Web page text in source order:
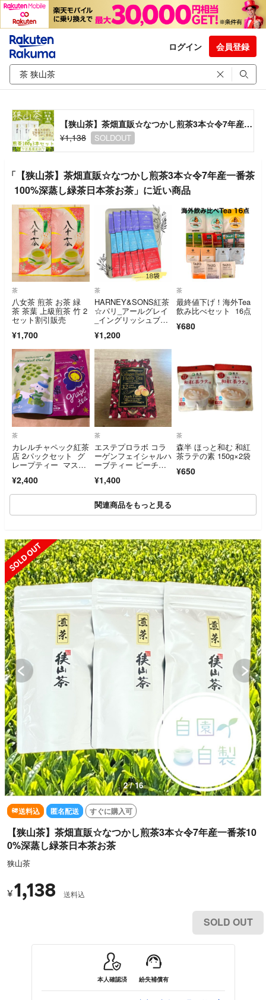
ログイン 会員登録
【狭山茶】茶畑直販☆なつかし煎茶3本☆令7年産一番茶100%深蒸し緑茶日本茶お茶
¥1,138
SOLDOUT
「【狭山茶】茶畑直販☆なつかし煎茶3本☆令7年産一番茶
100%深蒸し緑茶日本茶お茶」に近い商品
茶
八女茶 煎茶 お茶 緑
茶 茶葉 上級煎茶 竹 2
セット割引販売
¥1,700
茶
HARNEY&SONS紅茶
☆パリ_アールグレイ
_イングリッシュブレ
¥1,200
茶
最終値下げ！海外Tea
飲み比べセット 16点
¥680
茶
カレルチャペック紅茶
店 2パックセット グ
レープティー マスカ
スタンドパック 3gX8
¥2,400
茶
エステプロラボ コラ
ーゲンフェイシャルハ
ーブティー ピーチフ
¥1,400
茶
森半 ほっと和む 和紅
茶ラテの素 150g×2袋
¥650
関連商品をもっと見る
SOLD OUT
3 / 16
送料込 匿名配送 すぐに購入可
【狭山茶】茶畑直販☆なつかし煎茶3本☆令7年産一番茶10
0%深蒸し緑茶日本茶お茶
狭山茶
¥1,138 送料込
SOLD OUT
本人確認済 紛失補償有